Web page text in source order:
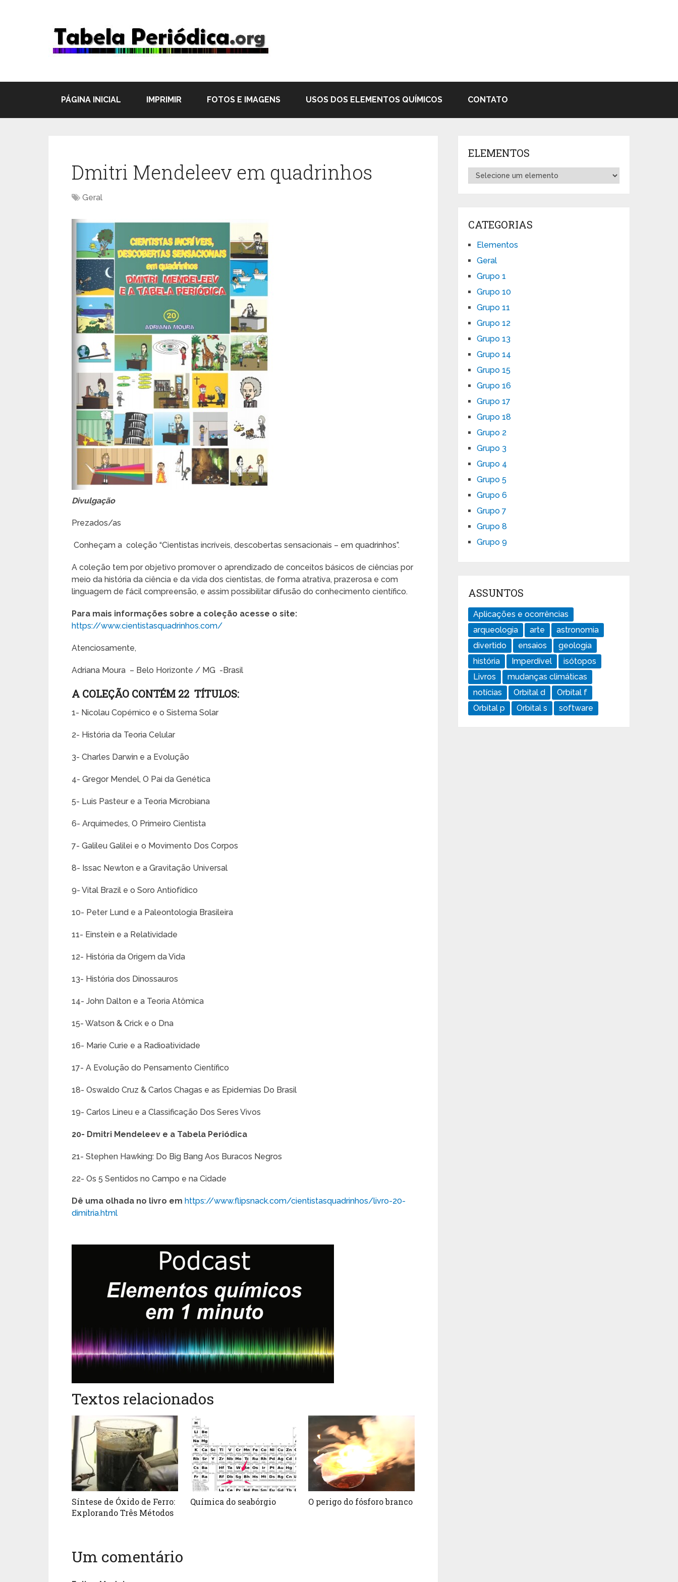
PÁGINA INICIAL IMPRIMIR FOTOS E IMAGENS USOS DOS ELEMENTOS QUÍMICOS CONTATO
Dmitri Mendeleev em quadrinhos
Geral
Divulgação
Prezados/as
Conheçam a coleção “Cientistas incríveis, descobertas sensacionais – em quadrinhos”.
A coleção tem por objetivo promover o aprendizado de conceitos básicos de ciências por
meio da história da ciência e da vida dos cientistas, de forma atrativa, prazerosa e com
linguagem de fácil compreensão, e assim possibilitar difusão do conhecimento científico.
Para mais informações sobre a coleção acesse o site:
https://www.cientistasquadrinhos.com/
Atenciosamente,
Adriana Moura – Belo Horizonte / MG -Brasil
A COLEÇÃO CONTÉM 22 TÍTULOS:
1- Nicolau Copérnico e o Sistema Solar
2- História da Teoria Celular
3- Charles Darwin e a Evolução
4- Gregor Mendel, O Pai da Genética
5- Luis Pasteur e a Teoria Microbiana
6- Arquimedes, O Primeiro Cientista
7- Galileu Galilei e o Movimento Dos Corpos
8- Issac Newton e a Gravitação Universal
9- Vital Brazil e o Soro Antiofídico
10- Peter Lund e a Paleontologia Brasileira
11- Einstein e a Relatividade
12- História da Origem da Vida
13- História dos Dinossauros
14- John Dalton e a Teoria Atômica
15- Watson & Crick e o Dna
16- Marie Curie e a Radioatividade
17- A Evolução do Pensamento Científico
18- Oswaldo Cruz & Carlos Chagas e as Epidemias Do Brasil
19- Carlos Lineu e a Classificação Dos Seres Vivos
20- Dmitri Mendeleev e a Tabela Periódica
21- Stephen Hawking: Do Big Bang Aos Buracos Negros
22- Os 5 Sentidos no Campo e na Cidade
Dê uma olhada no livro em https://www.flipsnack.com/cientistasquadrinhos/livro-20-
dimitria.html
Textos relacionados
Síntese de Óxido de Ferro:
Explorando Três Métodos
Química do seabórgio O perigo do fósforo branco
Um comentário
ELEMENTOS
CATEGORIAS
Elementos
Geral
Grupo 1
Grupo 10
Grupo 11
Grupo 12
Grupo 13
Grupo 14
Grupo 15
Grupo 16
Grupo 17
Grupo 18
Grupo 2
Grupo 3
Grupo 4
Grupo 5
Grupo 6
Grupo 7
Grupo 8
Grupo 9
ASSUNTOS
Aplicações e ocorrências
arqueologia
arte
astronomia
divertido
ensaios
geologia
história
Imperdível
isótopos
Livros
mudanças climáticas
notícias
Orbital d
Orbital f
Orbital p
Orbital s software